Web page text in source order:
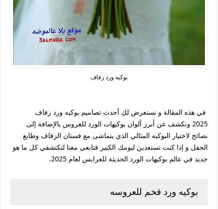
بوكيه ورد زفاف
في هذه المقالة و نستعرض لكِ أحدث تصاميم بوكيه ورد زفاف
2025 ونكشف عن أبرز ألوان بوكيهات الورد للعروس بالإضافة إلى
نصائح لاختيار البوكيه المثالي الذي يتماشى مع فستان الزفاف وطابع
الحفل و إذا كنت تستعدين ليومك الكبير فتابعي معنا لتكتشفي كل ما هو
جديد في عالم بوكيهات الورد الحديثة للعرايس لعام 2025.
بوكيه ورد فخم للعروسه